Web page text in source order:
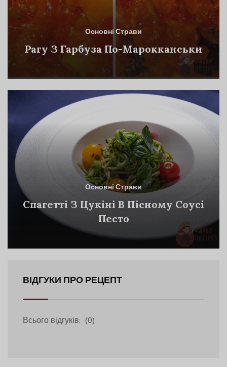
Основні Страви
Рагу З Гарбуза По-Марокканськи
Основні Страви
Спагетті З Цукіні В Пісному Соусі
Песто
ВІДГУКИ ПРО РЕЦЕПТ
Всього відгуків: (0)